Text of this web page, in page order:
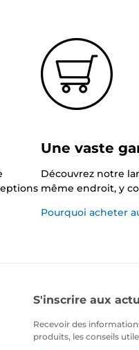
Une vaste
Découvrez notre
même endroit, y
Pourquoi acheter
S'inscrire aux
Recevoir des
produits, les conseils